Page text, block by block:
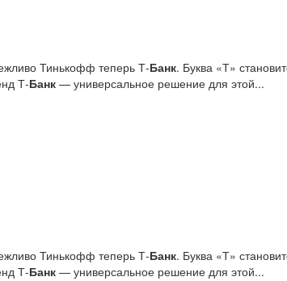
Тинькофф теперь Т-Банк. Буква «Т»
Т‑Банк — универсальное решение для этой...
Тинькофф теперь Т-Банк. Буква «Т»
Т‑Банк — универсальное решение для этой...